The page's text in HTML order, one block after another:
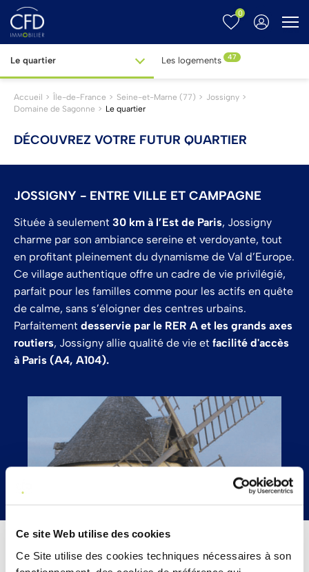
Ce site Web utilise des cookies
Ce Site utilise des cookies techniques nécessaires à son
0
Le quartier Les logements 47
Accueil Île-de-France Seine-et-Marne (77)
Jossigny
Domaine de Sagonne
Le quartier
DÉCOUVREZ VOTRE FUTUR QUARTIER
JOSSIGNY - ENTRE VILLE ET CAMPAGNE
Située à seulement 30 km à l’Est de Paris, Jossigny
charme par son ambiance sereine et verdoyante, tout
en profitant pleinement du dynamisme de Val d’Europe.
Ce village authentique offre un cadre de vie privilégié,
parfait pour les familles comme pour les actifs en quête
de calme, sans s’éloigner des centres urbains.
Parfaitement desservie par le RER A et les grands axes
routiers, Jossigny allie qualité de vie et facilité d'accès
à Paris (A4, A104).